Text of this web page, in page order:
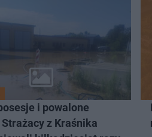
i powalone
z Kraśnika